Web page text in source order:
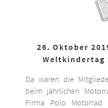
26. Oktober
Weltkindertag
Da waren die
beim jährlichen
Firma Polo Motorrad